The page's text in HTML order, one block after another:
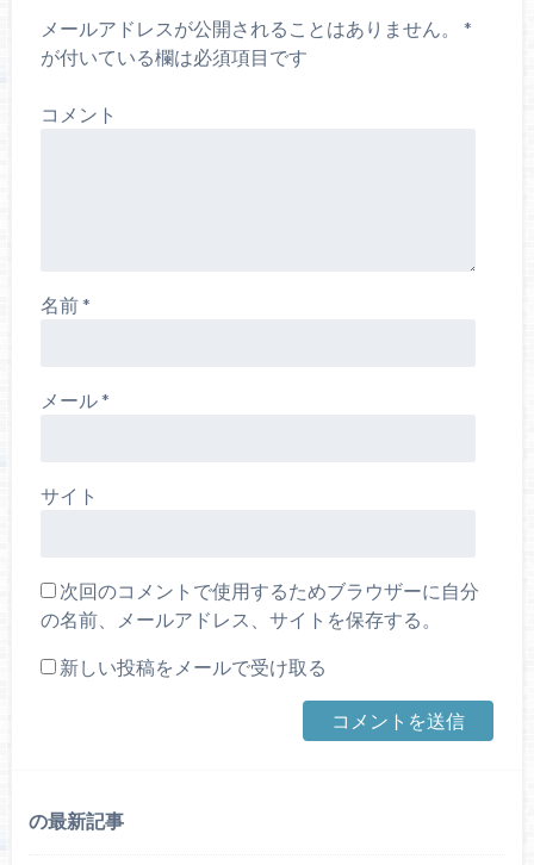
メールアドレスが公開されることはありません。
*
が付いている欄は必須項目です
コメント
名前*
メール*
サイト
次回のコメントで使用するためブラウザーに自分
の名前、メールアドレス、サイトを保存する。
新しい投稿をメールで受け取る
の最新記事